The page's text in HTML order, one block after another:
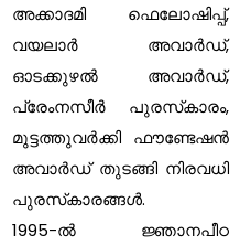
അക്കാദമി ഫെലോഷിപ്പ്,
വയലാര്‍ അവാര്‍ഡ്,
ഓടക്കുഴല്‍ അവാര്‍ഡ്,
പ്രേംനസീര്‍ പുരസ്‌കാരം,
മുട്ടത്തുവര്‍ക്കി ഫൗണ്ടേഷന്‍
അവാര്‍ഡ് തുടങ്ങി നിരവധി
പുരസ്‌കാരങ്ങള്‍.
1995-ല്‍ ജ്ഞാനപീഠ